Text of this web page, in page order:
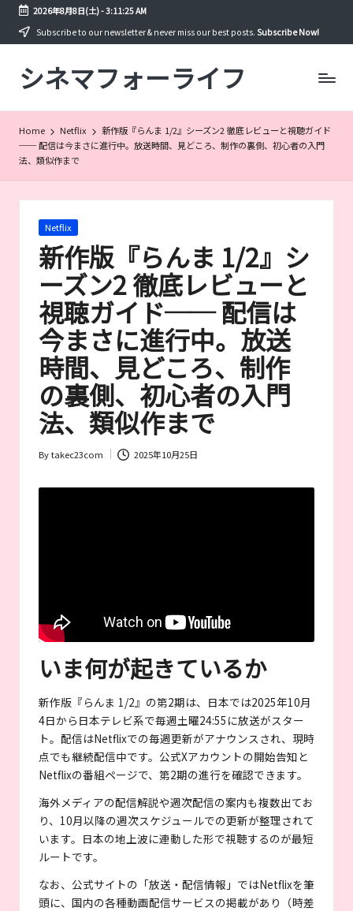
Skip
content
2026年8月8日(土)-3:11:26 AM
Subscribe to our newsletter & never miss our best posts. Subscribe Now!
シネマフォーライフ
映
画
マ
Home Netflix
新作版『らんま 1/2』シーズン2 徹底レビューと視聴ガイド
── 配信は今まさに進行中。放送時間、見どころ、制作の裏側、初心者の入門
法、類似作まで
Posted
Netflix
新作版『らんま 1/2』シ
ーズン2 徹底レビューと
視聴ガイド── 配信は
今まさに進行中。放送
時間、見どころ、制作
の裏側、初心者の入門
法、類似作まで
Posted
Bytakec23com 2025年10月25日
いま何が起きているか
新作版『らんま 1/2』の第2期は、日本では2025年10月
4日から日本テレビ系で毎週土曜24:55に放送がスター
ト。配信はNetflixでの毎週更新がアナウンスされ、現時
点でも継続配信中です。公式Xアカウントの開始告知と
Netflixの番組ページで、第2期の進行を確認できます。
海外メディアの配信解説や週次配信の案内も複数出てお
り、10月以降の週次スケジュールでの更新が整理されて
います。日本の地上波に連動した形で視聴するのが最短
ルートです。
なお、公式サイトの「放送・配信情報」ではNetflixを筆
頭に、国内の各種動画配信サービスの掲載があり（時差